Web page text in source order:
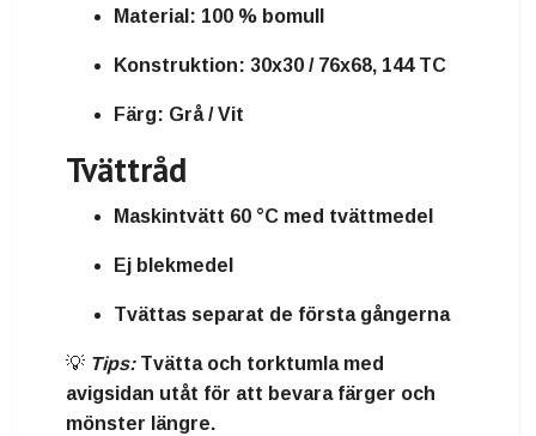
Material: 100 % bomull
Konstruktion: 30x30 / 76x68, 144 TC
Färg: Grå / Vit
Tvättråd
Maskintvätt 60 °C med tvättmedel
Ej blekmedel
Tvättas separat de första gångerna
💡 Tips:Tvätta och torktumla med
avigsidan utåt för att bevara färger och
mönster längre.